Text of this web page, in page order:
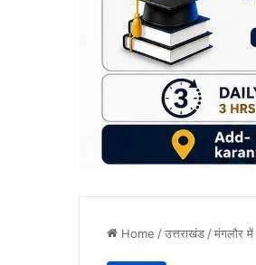
Home /उत्तराखंड/मंगलौर में